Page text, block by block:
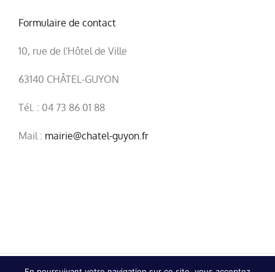
Formulaire de contact
10, rue de l'Hôtel de Ville
63140 CHÂTEL-GUYON
Tél. : 04 73 86 01 88
Mail : mairie@chatel-guyon.fr